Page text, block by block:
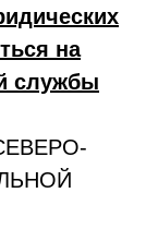
на
службы